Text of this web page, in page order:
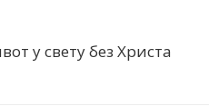
у свету без Христа